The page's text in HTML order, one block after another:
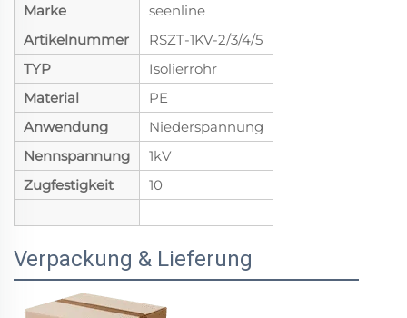
Marke
seenline
Artikelnummer
RSZT-1KV-2/3/4/5
TYP
Isolierrohr
Material
PE
Anwendung
Niederspannung
Nennspannung
1kV
Zugfestigkeit
10
Verpackung & Lieferung